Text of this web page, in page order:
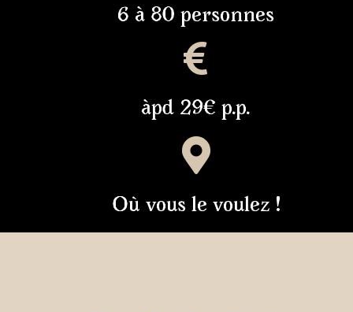
6 à 80 personnes
àpd 29€ p.p.
Où vous le voulez !